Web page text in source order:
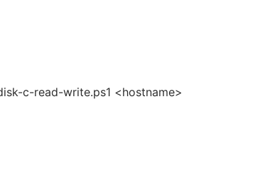
c-read-write.ps1 <hostname>